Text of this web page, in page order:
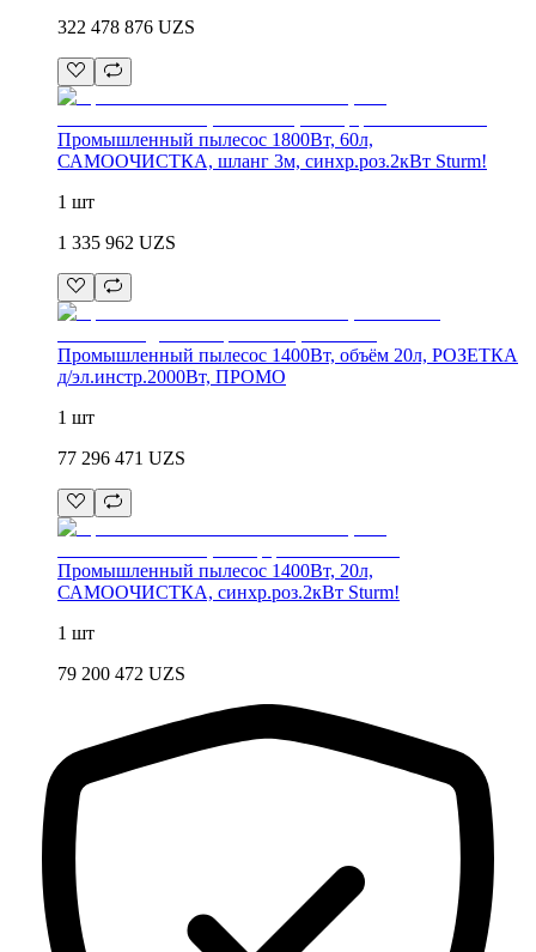
322 478 876 UZS
Промышленный пылесос 1800Вт, 60л,
САМООЧИСТКА, шланг 3м, синхр.роз.2кВт Sturm!
1 шт
1 335 962 UZS
Промышленный пылесос 1400Вт, объём 20л, РОЗЕТКА
д/эл.инстр.2000Вт, ПРОМО
1 шт
77 296 471 UZS
Промышленный пылесос 1400Вт, 20л,
САМООЧИСТКА, синхр.роз.2кВт Sturm!
1 шт
79 200 472 UZS